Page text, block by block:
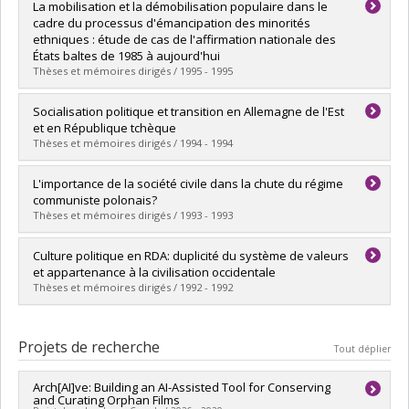
Diplômé(e) :Boch, Charles-Olivier
Cycle :Maîtrise
Diplôme obtenu :M. Sc.
Lien vers le document dans Papyrus
La mobilisation et la démobilisation populaire dans le
cadre du processus d'émancipation des minorités
ethniques : étude de cas de l'affirmation nationale des
États baltes de 1985 à aujourd'hui
Thèses et mémoires dirigés / 1995 - 1995
Diplômé(e) : Lahaie, Patrick
Cycle :Maîtrise
Diplôme obtenu :M. Sc.
Lien vers le document dans Papyrus
Socialisation politique et transition en Allemagne de l'Est
et en République tchèque
Thèses et mémoires dirigés / 1994 - 1994
Diplômé(e) : Morin, Jacinthe
Cycle :Maîtrise
Diplôme obtenu :M. Sc.
Lien vers le document dans Papyrus
L'importance de la société civile dans la chute du régime
communiste polonais?
Thèses et mémoires dirigés / 1993 - 1993
Diplômé(e) :Vaillancourt, Dany
Cycle :Maîtrise
Diplôme obtenu :M. Sc.
Lien vers le document dans Papyrus
Culture politique en RDA: duplicité du système de valeurs
et appartenance à la civilisation occidentale
Thèses et mémoires dirigés / 1992 - 1992
Cycle : Maîtrise
Diplôme obtenu :M. Sc.
Lien vers le document dans Papyrus
Projets de recherche Tout déplier
Arch[AI]ve: Building an AI-Assisted Tool for Conserving
and Curating Orphan Films